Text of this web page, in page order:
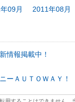
09月 2011年08月
情報掲載中！
ーＡＵＴＯＷＡＹ！